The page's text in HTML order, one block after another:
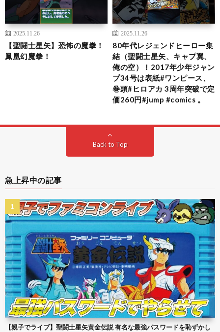
2025.11.26
【聖闘士星矢】恐怖の魔拳！
鳳凰幻魔拳！
2025.11.26
80年代レジェンドヒーロー集
結（聖闘士星矢、キャプ翼、
俺の空）！2017年少年ジャン
プ34号は表紙#ワンピース、
巻頭#ヒロアカ 3周年突破で定
価260円#jump #comics 。
Back to Top
急上昇中の記事
【親子でライブ】聖闘士星矢黄金伝説 有名な最強パスワードを恥ずかし